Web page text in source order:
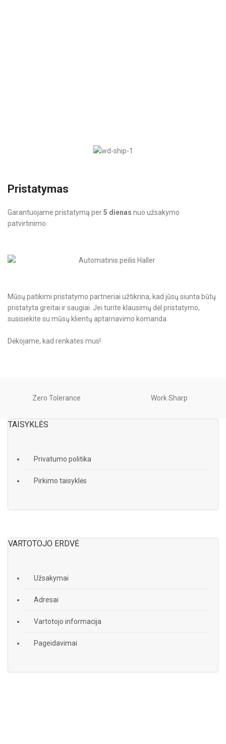
Pristatymas
Garantuojame pristatymą per5 dienas nuo užsakymo
patvirtinimo.
Mūsų patikimi pristatymo partneriai užtikrina, kad jūsų siunta būtų
pristatyta greitai ir saugiai. Jei turite klausimų dėl pristatymo,
susisiekite su mūsų klientų aptarnavimo komanda.
Dėkojame, kad renkates mus!
Zero Tolerance Work Sharp
TAISYKLĖS
Privatumo politika
Pirkimo taisyklės
VARTOTOJO ERDVĖ
Užsakymai
Adresai
Vartotojo informacija
Pageidavimai